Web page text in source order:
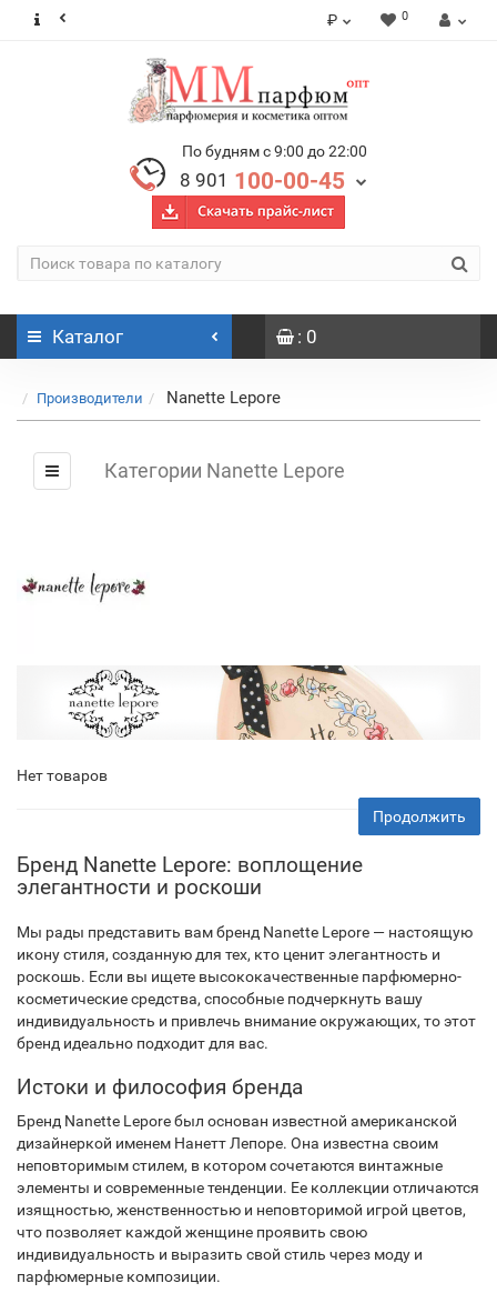
₽ 0
По будням с 9:00 до 22:00
8 901 100-00-45
Каталог : 0
Производители Nanette Lepore
Категории Nanette Lepore
Нет товаров
Продолжить
Бренд Nanette Lepore: воплощение
элегантности и роскоши
Мы рады представить вам бренд Nanette Lepore — настоящую
икону стиля, созданную для тех, кто ценит элегантность и
роскошь. Если вы ищете высококачественные парфюмерно-
косметические средства, способные подчеркнуть вашу
индивидуальность и привлечь внимание окружающих, то этот
бренд идеально подходит для вас.
Истоки и философия бренда
Бренд Nanette Lepore был основан известной американской
дизайнеркой именем Нанетт Лепоре. Она известна своим
неповторимым стилем, в котором сочетаются винтажные
элементы и современные тенденции. Ее коллекции отличаются
изящностью, женственностью и неповторимой игрой цветов,
что позволяет каждой женщине проявить свою
индивидуальность и выразить свой стиль через моду и
парфюмерные композиции.